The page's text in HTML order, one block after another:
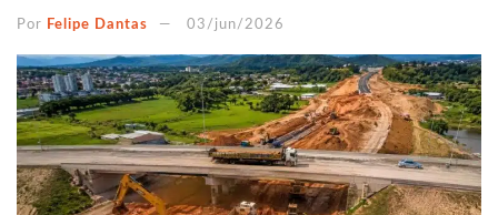
Por Felipe Dantas 03/jun/2026